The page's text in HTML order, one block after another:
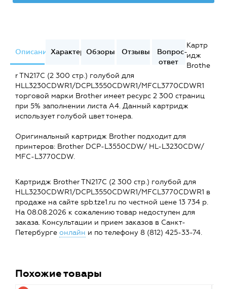
ОписаниеХарактеристики
Обзоры Отзывы
Вопрос-
ответ
Картр
идж
Brothe
r TN217C (2 300 стр.) голубой для
HLL3230CDWR1/DCPL3550CDWR1/MFCL3770CDWR1
торговой марки Brother имеет ресурс 2 300 страниц
при 5% заполнении листа А4. Данный картридж
использует голубой цвет тонера.
Оригинальный картридж Brother подходит для
принтеров: Brother DCP-L3550CDW/ HL-L3230CDW/
MFC-L3770CDW.
Картридж Brother TN217C (2 300 стр.) голубой для
HLL3230CDWR1/DCPL3550CDWR1/MFCL3770CDWR1 в
продаже на сайте spb.tze1.ru по честной цене 13 734 р.
На 08.08.2026 к сожалению товар недоступен для
заказа. Консультации и прием заказов в Санкт-
Петербурге онлайн и по телефону 8 (812) 425-33-74.
Похожие товары